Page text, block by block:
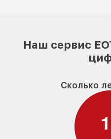
Наш сервис
Сколько
1